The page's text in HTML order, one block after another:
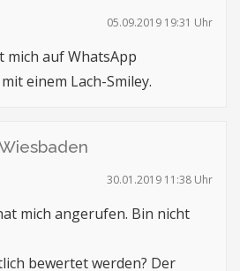
05.09.2019 19:31 Uhr
mich auf WhatsApp
einem Lach-Smiley.
30.01.2019 11:38 Uhr
mich angerufen. Bin nicht
bewertet werden? Der